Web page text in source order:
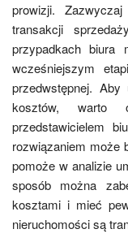
prowizji.
transakcji
przypadkach biura
wcześniejszym
przedwstępnej. Aby
kosztów, warto
przedstawicielem
rozwiązaniem może
pomoże w analizie
sposób można
kosztami i mieć
nieruchomości są